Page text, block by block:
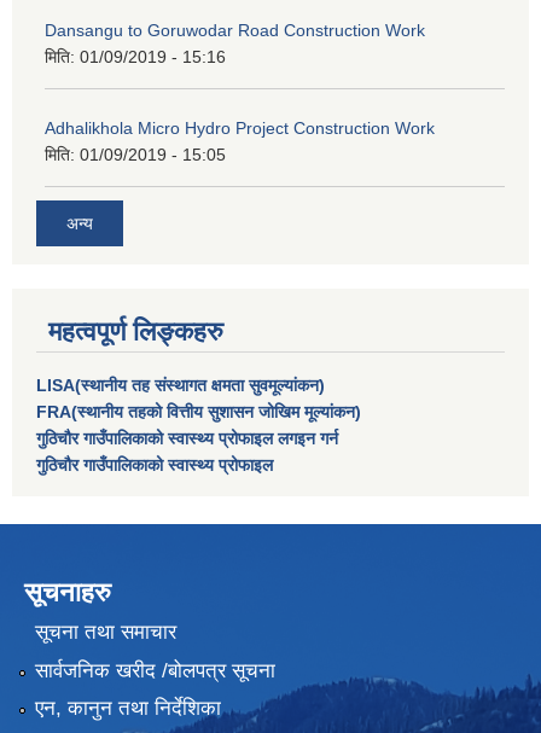
Dansangu to Goruwodar Road Construction Work
मिति: 01/09/2019 - 15:16
Adhalikhola Micro Hydro Project Construction Work
मिति: 01/09/2019 - 15:05
अन्य
महत्वपूर्ण लिङ्कहरु
LISA(स्थानीय तह संस्थागत क्षमता सुवमूल्यांकन)
FRA(स्थानीय तहको वित्तीय सुशासन जोखिम मूल्यांकन)
गुठिचौर गाउँपालिकाको स्वास्थ्य प्रोफाइल लगइन गर्न
गुठिचौर गाउँपालिकाको स्वास्थ्य प्रोफाइल
सूचनाहरु
सूचना तथा समाचार
सार्वजनिक खरीद /बोलपत्र सूचना
एन, कानुन तथा निर्देशिका